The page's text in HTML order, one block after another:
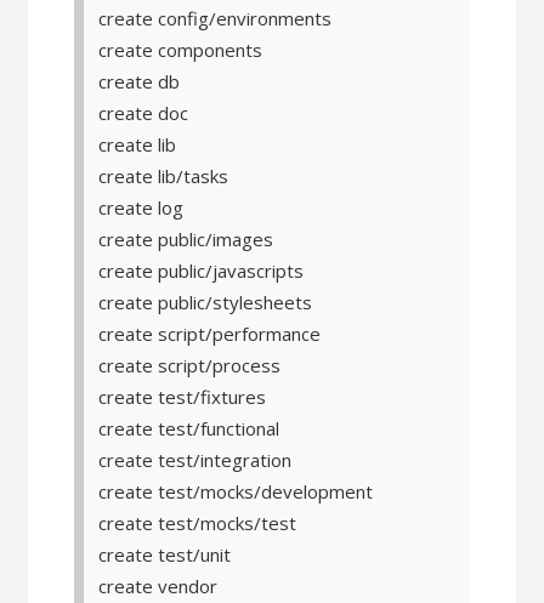
create config/environments
create components
create db
create doc
create lib
create lib/tasks
create log
create public/images
create public/javascripts
create public/stylesheets
create script/performance
create script/process
create test/fixtures
create test/functional
create test/integration
create test/mocks/development
create test/mocks/test
create test/unit
create vendor